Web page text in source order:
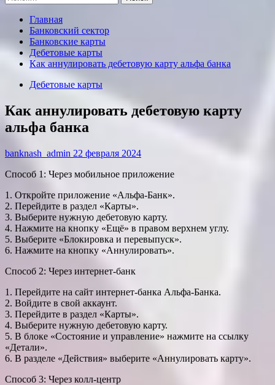
Главная
Банковский сектор
Банковские карты
Дебетовые карты
Как аннулировать дебетовую карту альфа банка
Дебетовые карты
Как аннулировать дебетовую карту
альфа банка
banknash_admin 22 февраля 2024
Способ 1: Через мобильное приложение
1. Откройте приложение «Альфа-Банк».
2. Перейдите в раздел «Карты».
3. Выберите нужную дебетовую карту.
4. Нажмите на кнопку «Ещё» в правом верхнем углу.
5. Выберите «Блокировка и перевыпуск».
6. Нажмите на кнопку «Аннулировать».
Способ 2: Через интернет-банк
1. Перейдите на сайт интернет-банка Альфа-Банка.
2. Войдите в свой аккаунт.
3. Перейдите в раздел «Карты».
4. Выберите нужную дебетовую карту.
5. В блоке «Состояние и управление» нажмите на ссылку
«Детали».
6. В разделе «Действия» выберите «Аннулировать карту».
Способ 3: Через колл-центр